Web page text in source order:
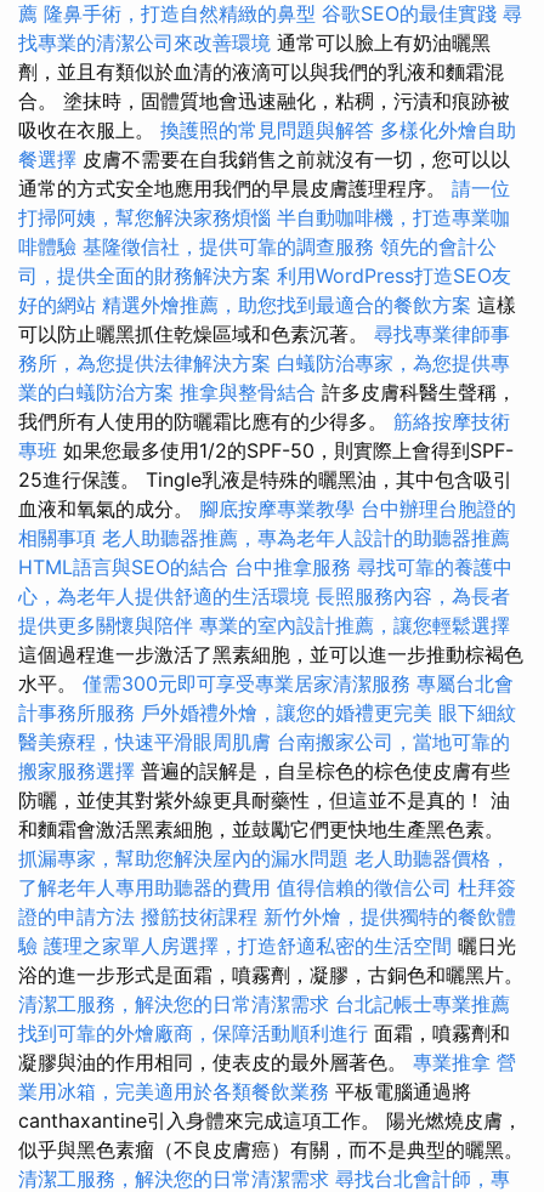
薦 隆鼻手術，打造自然精緻的鼻型 谷歌SEO的最佳實踐 尋
找專業的清潔公司來改善環境 通常可以臉上有奶油曬黑
劑，並且有類似於血清的液滴可以與我們的乳液和麵霜混
合。 塗抹時，固體質地會迅速融化，粘稠，污漬和痕跡被
吸收在衣服上。 換護照的常見問題與解答 多樣化外燴自助
餐選擇 皮膚不需要在自我銷售之前就沒有一切，您可以以
通常的方式安全地應用我們的早晨皮膚護理程序。 請一位
打掃阿姨，幫您解決家務煩惱 半自動咖啡機，打造專業咖
啡體驗 基隆徵信社，提供可靠的調查服務 領先的會計公
司，提供全面的財務解決方案 利用WordPress打造SEO友
好的網站 精選外燴推薦，助您找到最適合的餐飲方案 這樣
可以防止曬黑抓住乾燥區域和色素沉著。 尋找專業律師事
務所，為您提供法律解決方案 白蟻防治專家，為您提供專
業的白蟻防治方案 推拿與整骨結合 許多皮膚科醫生聲稱，
我們所有人使用的防曬霜比應有的少得多。 筋絡按摩技術
專班 如果您最多使用1/2的SPF-50，則實際上會得到SPF-
25進行保護。 Tingle乳液是特殊的曬黑油，其中包含吸引
血液和氧氣的成分。 腳底按摩專業教學 台中辦理台胞證的
相關事項 老人助聽器推薦，專為老年人設計的助聽器推薦
HTML語言與SEO的結合 台中推拿服務 尋找可靠的養護中
心，為老年人提供舒適的生活環境 長照服務內容，為長者
提供更多關懷與陪伴 專業的室內設計推薦，讓您輕鬆選擇
這個過程進一步激活了黑素細胞，並可以進一步推動棕褐色
水平。 僅需300元即可享受專業居家清潔服務 專屬台北會
計事務所服務 戶外婚禮外燴，讓您的婚禮更完美 眼下細紋
醫美療程，快速平滑眼周肌膚 台南搬家公司，當地可靠的
搬家服務選擇 普遍的誤解是，自呈棕色的棕色使皮膚有些
防曬，並使其對紫外線更具耐藥性，但這並不是真的！ 油
和麵霜會激活黑素細胞，並鼓勵它們更快地生產黑色素。
抓漏專家，幫助您解決屋內的漏水問題 老人助聽器價格，
了解老年人專用助聽器的費用 值得信賴的徵信公司 杜拜簽
證的申請方法 撥筋技術課程 新竹外燴，提供獨特的餐飲體
驗 護理之家單人房選擇，打造舒適私密的生活空間 曬日光
浴的進一步形式是面霜，噴霧劑，凝膠，古銅色和曬黑片。
清潔工服務，解決您的日常清潔需求 台北記帳士專業推薦
找到可靠的外燴廠商，保障活動順利進行 面霜，噴霧劑和
凝膠與油的作用相同，使表皮的最外層著色。 專業推拿 營
業用冰箱，完美適用於各類餐飲業務 平板電腦通過將
canthaxantine引入身體來完成這項工作。 陽光燃燒皮膚，
似乎與黑色素瘤（不良皮膚癌）有關，而不是典型的曬黑。
清潔工服務，解決您的日常清潔需求 尋找台北會計師，專